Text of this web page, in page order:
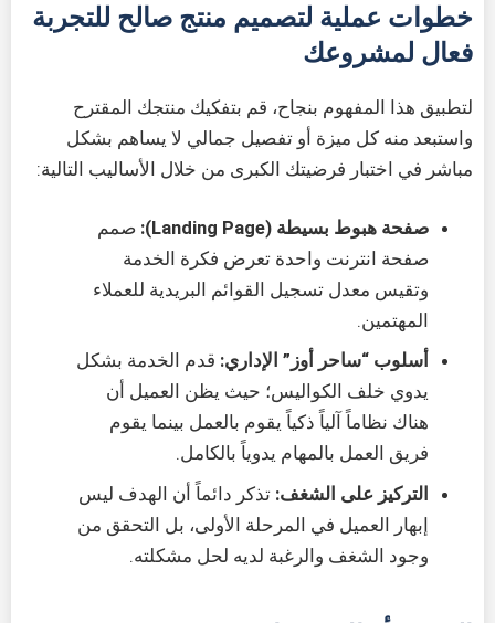
خطوات عملية لتصميم منتج صالح للتجربة
فعال لمشروعك
لتطبيق هذا المفهوم بنجاح، قم بتفكيك منتجك المقترح
واستبعد منه كل ميزة أو تفصيل جمالي لا يساهم بشكل
مباشر في اختبار فرضيتك الكبرى من خلال الأساليب التالية:
صفحة هبوط بسيطة (Landing Page):
صمم
صفحة انترنت واحدة تعرض فكرة الخدمة
وتقيس معدل تسجيل القوائم البريدية للعملاء
المهتمين.
أسلوب “ساحر أوز” الإداري: قدم الخدمة بشكل
يدوي خلف الكواليس؛ حيث يظن العميل أن
هناك نظاماً آلياً ذكياً يقوم بالعمل بينما يقوم
فريق العمل بالمهام يدوياً بالكامل.
التركيز على الشغف: تذكر دائماً أن الهدف ليس
إبهار العميل في المرحلة الأولى، بل التحقق من
وجود الشغف والرغبة لديه لحل مشكلته.